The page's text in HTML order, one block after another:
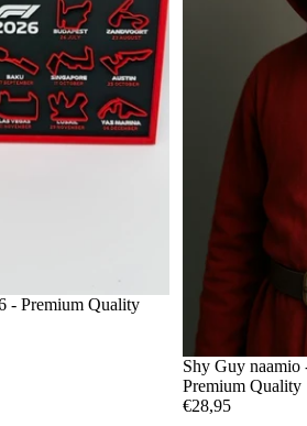
- Premium Quality
Shy Guy naamio
Premium Quality
€28,95